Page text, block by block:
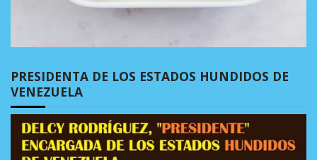
PRESIDENTA DE LOS ESTADOS HUNDIDOS DE
VENEZUELA